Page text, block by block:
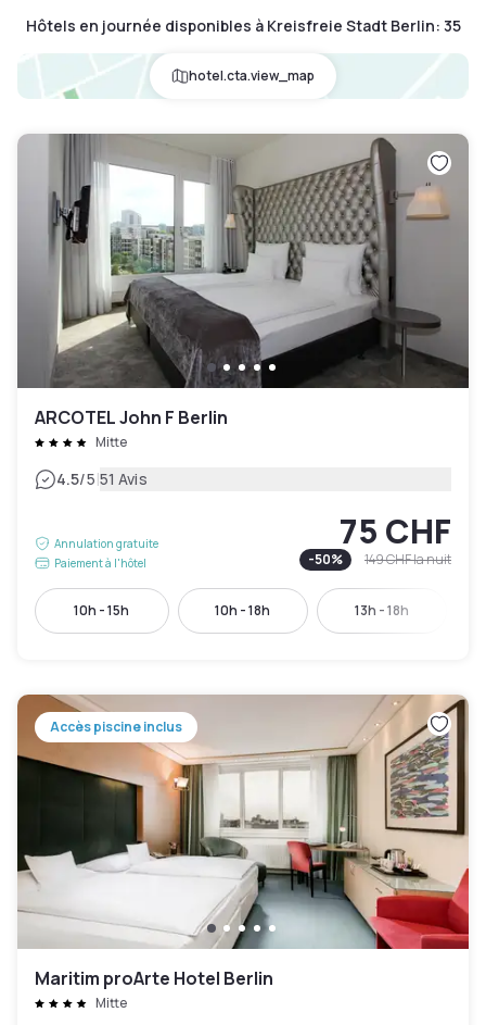
Hôtels en journée disponibles à Kreisfreie Stadt Berlin: 35
hotel.cta.view_map
ARCOTEL John F Berlin
Mitte
4.5/5|51 Avis
Annulation gratuite
Paiement à l'hôtel
75 CHF
-50% 149 CHFla nuit
10h - 15h 10h - 18h 13h - 18h
Accès piscine inclus
Maritim proArte Hotel Berlin
Mitte